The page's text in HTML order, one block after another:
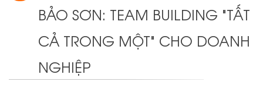
BẢO SƠN: TEAM BUILDING "TẤT
CẢ TRONG MỘT" CHO DOANH
NGHIỆP